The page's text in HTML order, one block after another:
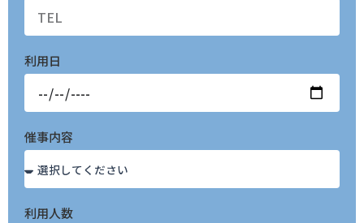
利用日
催事内容
利用人数